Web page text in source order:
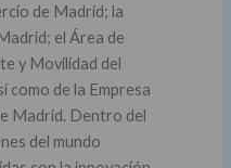
de Madrid; la
el Área de
y Movilidad del
como de la Empresa
Madrid. Dentro del
del mundo